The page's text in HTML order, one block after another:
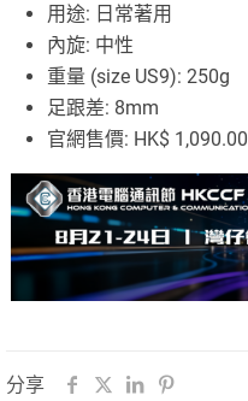
用途: 日常著用
內旋: 中性
重量 (size US9): 250g
足跟差: 8mm
官網售價: HK$ 1,090.00
分享